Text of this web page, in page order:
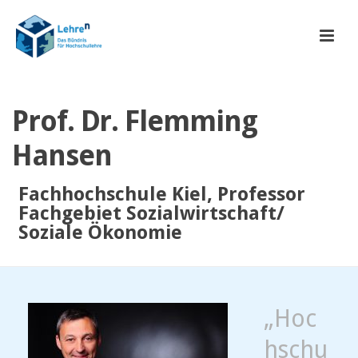
Prof. Dr. Flemming
Hansen
Fachhochschule Kiel, Professor
Fachgebiet Sozialwirtschaft/
Soziale Ökonomie
„Hoc
hschu